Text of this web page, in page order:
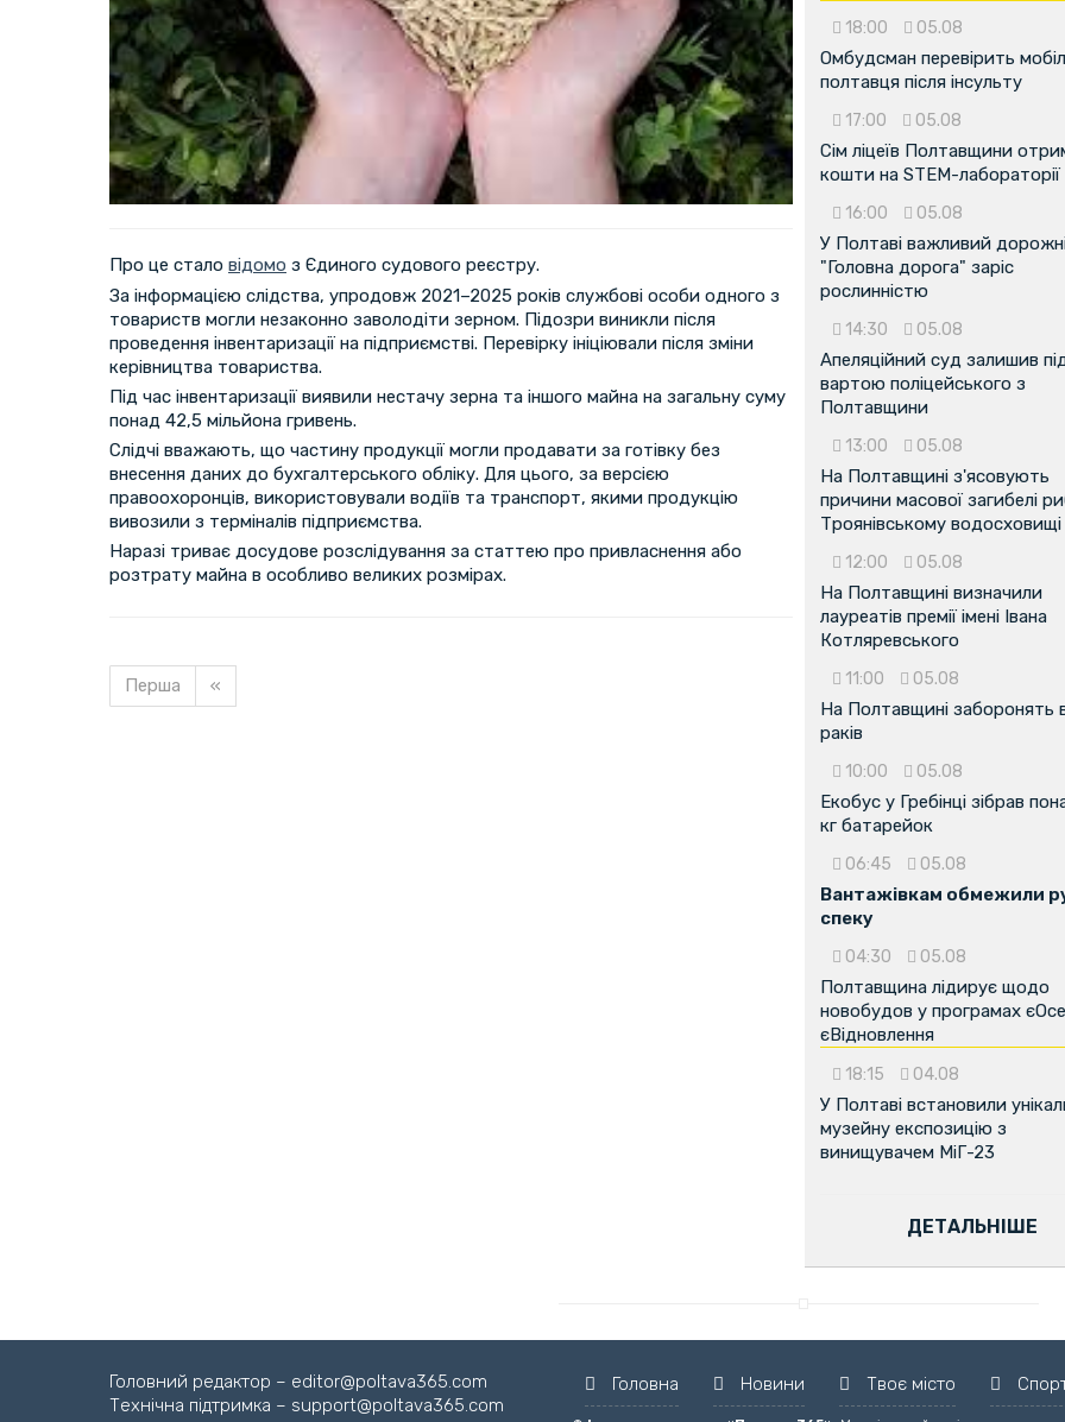
Про це стало відомо з Єдиного судового реєстру.
За інформацією слідства, упродовж 2021–2025 років службові особи одного з
товариств могли незаконно заволодіти зерном. Підозри виникли після
проведення інвентаризації на підприємстві. Перевірку ініціювали після зміни
керівництва товариства.
Під час інвентаризації виявили нестачу зерна та іншого майна на загальну суму
понад 42,5 мільйона гривень.
Слідчі вважають, що частину продукції могли продавати за готівку без
внесення даних до бухгалтерського обліку. Для цього, за версією
правоохоронців, використовували водіїв та транспорт, якими продукцію
вивозили з терміналів підприємства.
Наразі триває досудове розслідування за статтею про привласнення або
розтрату майна в особливо великих розмірах.
Перша «
18:00 05.08
Омбудсман перевірить
полтавця після інсульту
17:00 05.08
Сім ліцеїв Полтавщини
кошти на STEM-лабораторії
16:00 05.08
У Полтаві важливий
"Головна дорога" заріс
рослинністю
14:30 05.08
Апеляційний суд залишив
вартою поліцейського з
Полтавщини
13:00 05.08
На Полтавщині з'ясовують
причини масової загибелі
Троянівському водосховищі
12:00 05.08
На Полтавщині визначили
лауреатів премії імені Івана
Котляревського
11:00 05.08
На Полтавщині заборонять
раків
10:00 05.08
Екобус у Гребінці зібрав
кг батарейок
06:45 05.08
Вантажівкам обмежили
спеку
04:30 05.08
Полтавщина лідирує щодо
новобудов у програмах
єВідновлення
18:15 04.08
У Полтаві встановили
музейну експозицію з
винищувачем МіГ-23
ДЕТАЛЬНІШЕ
Головний редактор – editor@poltava365.com
Технічна підтримка – support@poltava365.com
Головна Новини Твоє місто